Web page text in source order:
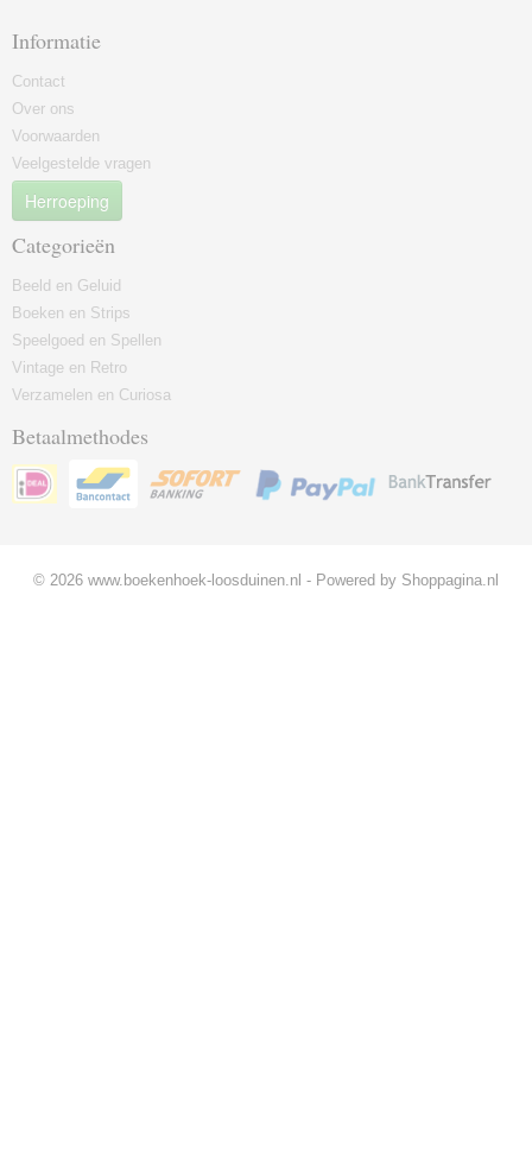
Informatie
Contact
Over ons
Voorwaarden
Veelgestelde vragen
Herroeping
Categorieën
Beeld en Geluid
Boeken en Strips
Speelgoed en Spellen
Vintage en Retro
Verzamelen en Curiosa
Betaalmethodes
© 2026 www.boekenhoek-loosduinen.nl - Powered by Shoppagina.nl